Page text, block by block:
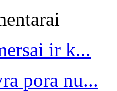
ir k...
pora nu...